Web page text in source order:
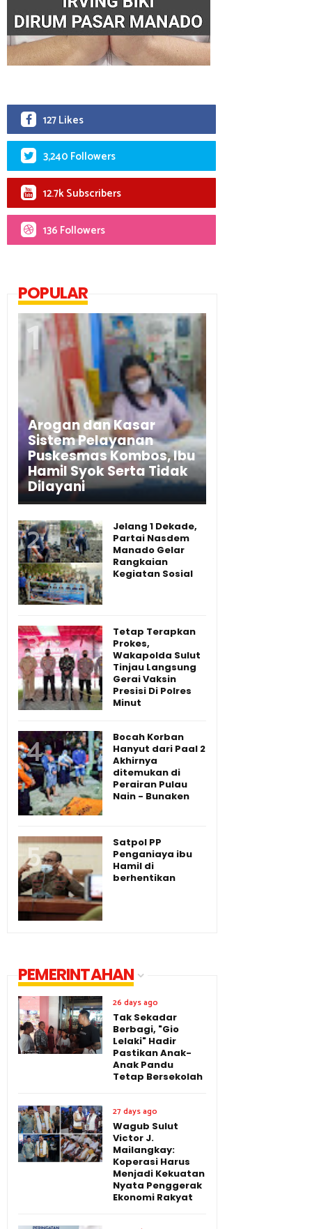
127 Likes
3,240 Followers
12.7k Subscribers
136 Followers
POPULAR
Arogan dan Kasar
Sistem Pelayanan
Puskesmas Kombos, Ibu
Hamil Syok Serta Tidak
Dilayani
Jelang 1 Dekade,
Partai Nasdem
Manado Gelar
Rangkaian
Kegiatan Sosial
Tetap Terapkan
Prokes,
Wakapolda Sulut
Tinjau Langsung
Gerai Vaksin
Presisi Di Polres
Minut
Bocah Korban
Hanyut dari Paal 2
Akhirnya
ditemukan di
Perairan Pulau
Nain - Bunaken
Satpol PP
Penganiaya ibu
Hamil di
berhentikan
PEMERINTAHAN
26 days ago
Tak Sekadar
Berbagi, "Gio
Lelaki" Hadir
Pastikan Anak-
Anak Pandu
Tetap Bersekolah
27 days ago
Wagub Sulut
Victor J.
Mailangkay:
Koperasi Harus
Menjadi Kekuatan
Nyata Penggerak
Ekonomi Rakyat